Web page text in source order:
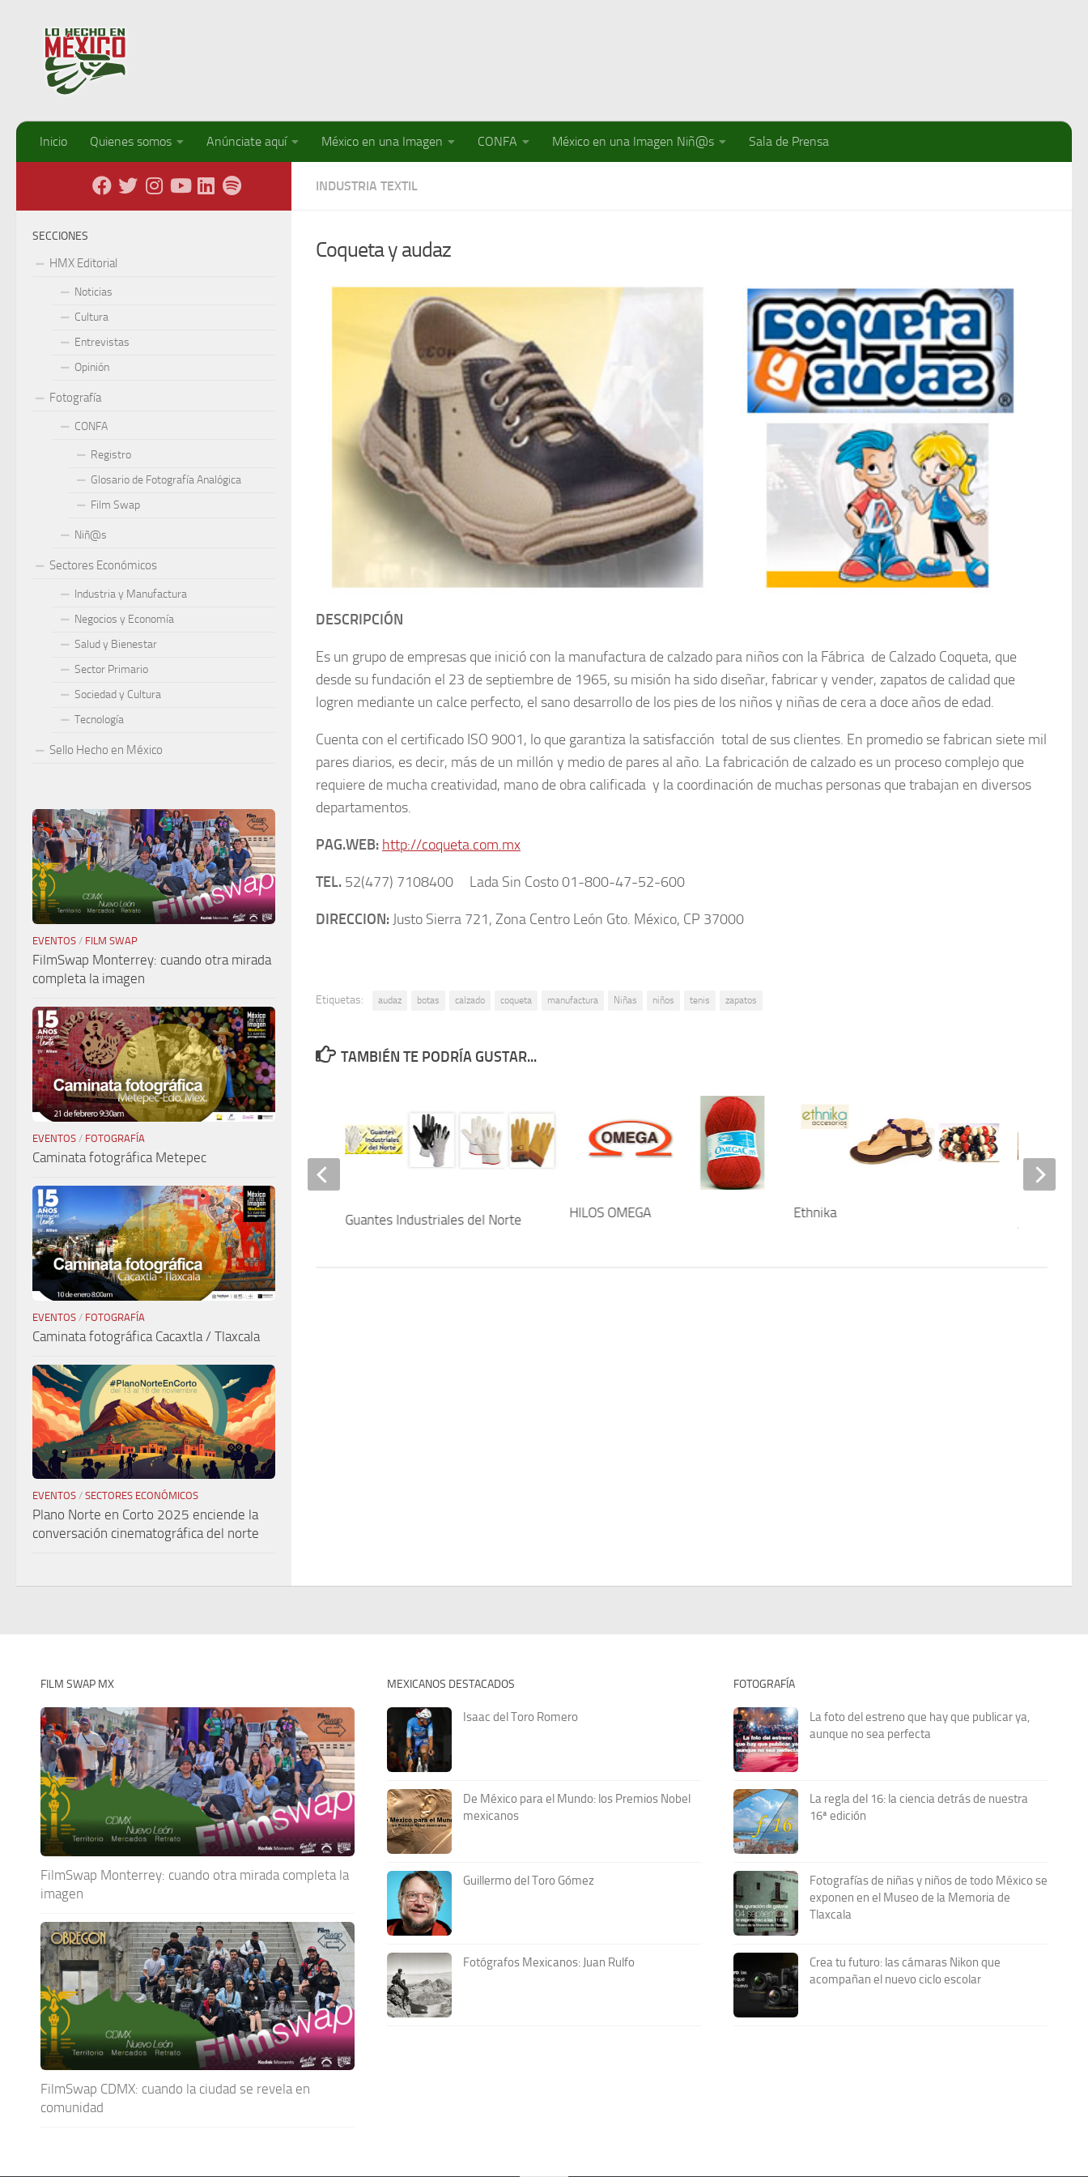
Inicio Quienes somos Anúnciate aquí México en una Imagen CONFA México en una Imagen Niñ@s Sala de Prensa
INDUSTRIA TEXTIL
Coqueta y audaz
DESCRIPCIÓN
Es un grupo de empresas que inició con la manufactura de calzado para niños con la Fábrica de Calzado Coqueta, que
desde su fundación el 23 de septiembre de 1965, su misión ha sido diseñar, fabricar y vender, zapatos de calidad que
logren mediante un calce perfecto, el sano desarrollo de los pies de los niños y niñas de cera a doce años de edad.
Cuenta con el certificado ISO 9001, lo que garantiza la satisfacción total de sus clientes. En promedio se fabrican siete mil
pares diarios, es decir, más de un millón y medio de pares al año. La fabricación de calzado es un proceso complejo que
requiere de mucha creatividad, mano de obra calificada y la coordinación de muchas personas que trabajan en diversos
departamentos.
PAG.WEB: http://coqueta.com.mx
TEL. 52(477) 7108400 Lada Sin Costo 01-800-47-52-600
DIRECCION: Justo Sierra 721, Zona Centro León Gto. México, CP 37000
Etiquetas: audaz botas calzado coqueta manufactura Niñas niños tenis zapatos
TAMBIÉN TE PODRÍA GUSTAR...
HILOS OMEGA Ethnika
ábito
Textiluz Guantes Industriales del Norte
SECCIONES
HMX Editorial
Noticias
Cultura
Entrevistas
Opinión
Fotografía
CONFA
Registro
Glosario de Fotografía Analógica
Film Swap
Niñ@s
Sectores Económicos
Industria y Manufactura
Negocios y Economía
Salud y Bienestar
Sector Primario
Sociedad y Cultura
Tecnología
Sello Hecho en México
EVENTOS / FILM SWAP
FilmSwap Monterrey: cuando otra mirada
completa la imagen
EVENTOS / FOTOGRAFÍA
Caminata fotográfica Metepec
EVENTOS / FOTOGRAFÍA
Caminata fotográfica Cacaxtla / Tlaxcala
EVENTOS / SECTORES ECONÓMICOS
Plano Norte en Corto 2025 enciende la
conversación cinematográfica del norte
FILM SWAP MX
FilmSwap Monterrey: cuando otra mirada completa la
imagen
FilmSwap CDMX: cuando la ciudad se revela en
comunidad
MEXICANOS DESTACADOS
Isaac del Toro Romero
De México para el Mundo: los Premios Nobel
mexicanos
Guillermo del Toro Gómez
Fotógrafos Mexicanos: Juan Rulfo
FOTOGRAFÍA
La foto del estreno que hay que publicar ya,
aunque no sea perfecta
La regla del 16: la ciencia detrás de nuestra
16ª edición
Fotografías de niñas y niños de todo México se
exponen en el Museo de la Memoria de
Tlaxcala
Crea tu futuro: las cámaras Nikon que
acompañan el nuevo ciclo escolar